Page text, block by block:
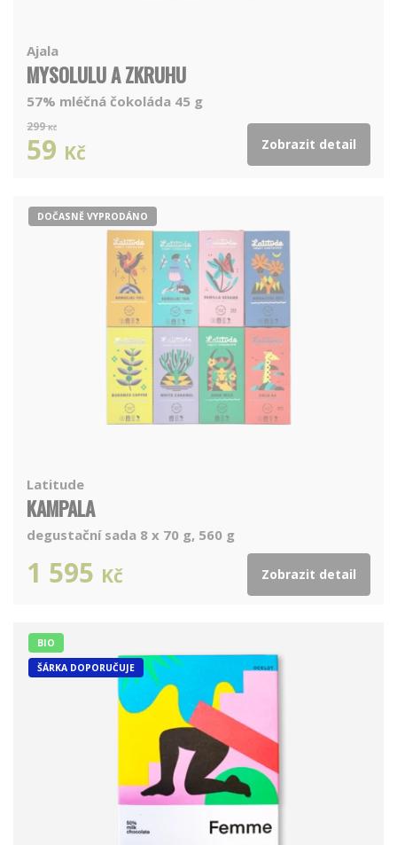
Ajala
MYSOLULU A ZKRUHU
57% mléčná čokoláda 45 g
299 Kč
59 Kč Zobrazit detail
DOČASNĚ VYPRODÁNO
Latitude
KAMPALA
degustační sada 8 x 70 g, 560 g
1 595 Kč Zobrazit detail
BIO
ŠÁRKA DOPORUČUJE